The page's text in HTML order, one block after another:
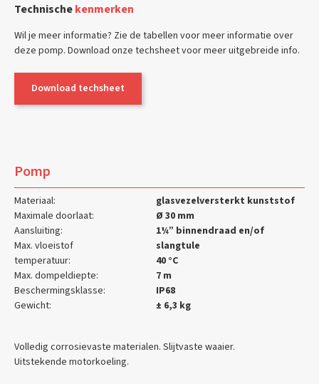
Technischekenmerken
Wil je meer informatie? Zie de tabellen voor meer informatie over
deze pomp. Download onze techsheet voor meer uitgebreide info.
Download techsheet
Pomp
Materiaal:
Maximale doorlaat:
Aansluiting:
Max. vloeistof
temperatuur:
Max. dompeldiepte:
Beschermingsklasse:
Gewicht:
glasvezelversterkt kunststof
Ø 30 mm
1¼” binnendraad en/of
slangtule
40 °C
7 m
IP68
± 6,3 kg
Volledig corrosievaste materialen. Slijtvaste waaier.
Uitstekende motorkoeling.